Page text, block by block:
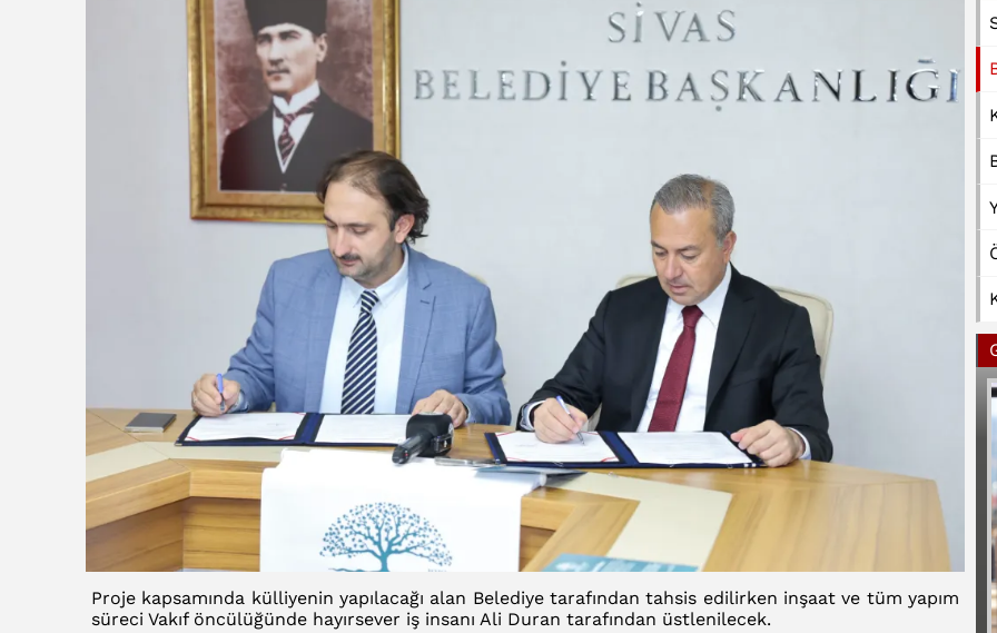
Proje kapsamında külliyenin yapılacağı alan Belediye tarafından tahsis edilirken inşaat ve tüm yapım
süreci Vakıf öncülüğünde hayırsever iş insanı Ali Duran tarafından üstlenilecek.